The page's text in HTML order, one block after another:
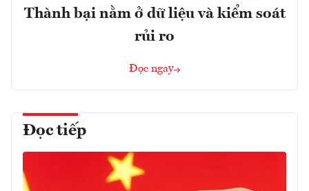
Thành bại nằm ở dữ liệu và kiểm soát
rủi ro
Đọc ngay
Đọc tiếp